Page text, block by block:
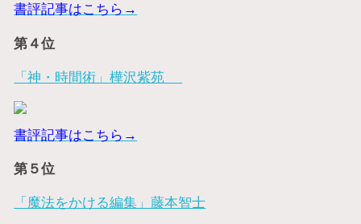
書評記事はこちら→
第４位
「神・時間術」樺沢紫苑
書評記事はこちら→
第５位
「魔法をかける編集」藤本智士